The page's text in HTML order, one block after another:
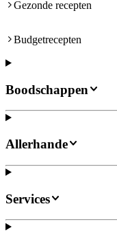
Gezonde recepten
Budgetrecepten
Boodschappen
Allerhande
Services